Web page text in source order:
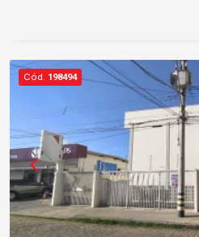
Cód. 198494